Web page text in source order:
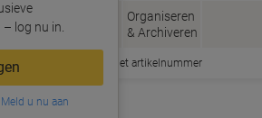
log nu in.
u nu aan
Kantoorartikelen
Organiseren
& Archiveren
Snel bestellen met artikelnummer